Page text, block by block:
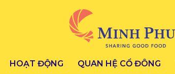
HOẠT ĐỘNG QUAN HỆ CỔ ĐÔNG